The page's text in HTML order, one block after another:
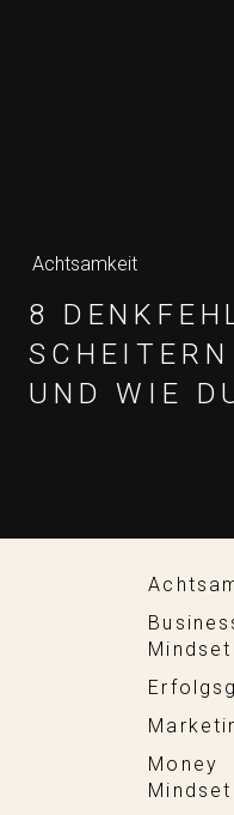
Achtsamkeit
8
UND WIE
Mindset
Money
Mindset